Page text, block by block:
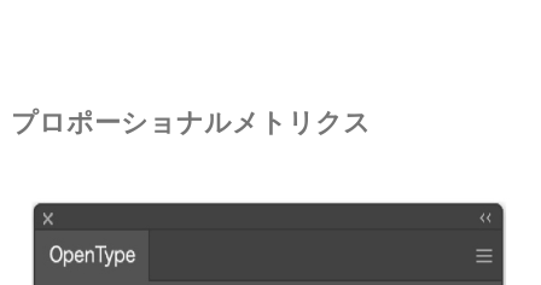
プロポーショナルメトリクス